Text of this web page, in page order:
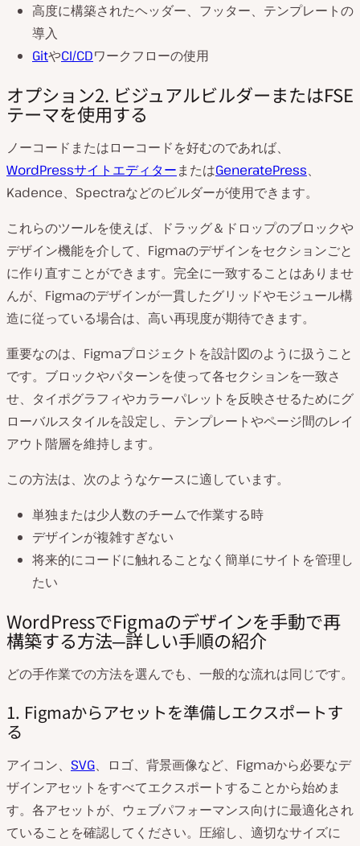
高度に構築されたヘッダー、フッター、テンプレートの
導入
GitやCI/CDワークフローの使用
オプション2. ビジュアルビルダーまたはFSE
テーマを使用する
ノーコードまたはローコードを好むのであれば、
WordPressサイトエディターまたはGeneratePress、
Kadence、Spectraなどのビルダーが使用できます。
これらのツールを使えば、ドラッグ＆ドロップのブロックや
デザイン機能を介して、Figmaのデザインをセクションごと
に作り直すことができます。完全に一致することはありませ
んが、Figmaのデザインが一貫したグリッドやモジュール構
造に従っている場合は、高い再現度が期待できます。
重要なのは、Figmaプロジェクトを設計図のように扱うこと
です。ブロックやパターンを使って各セクションを一致さ
せ、タイポグラフィやカラーパレットを反映させるためにグ
ローバルスタイルを設定し、テンプレートやページ間のレイ
アウト階層を維持します。
この方法は、次のようなケースに適しています。
単独または少人数のチームで作業する時
デザインが複雑すぎない
将来的にコードに触れることなく簡単にサイトを管理し
たい
WordPressでFigmaのデザインを手動で再
構築する方法─詳しい手順の紹介
どの手作業での方法を選んでも、一般的な流れは同じです。
1. Figmaからアセットを準備しエクスポートす
る
アイコン、 SVG、ロゴ、背景画像など、Figmaから必要なデ
ザインアセットをすべてエクスポートすることから始めま
す。各アセットが、ウェブパフォーマンス向けに最適化され
ていることを確認してください。圧縮し、適切なサイズに